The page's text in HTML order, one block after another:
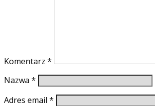
Komentarz *
Nazwa *
Adres email *